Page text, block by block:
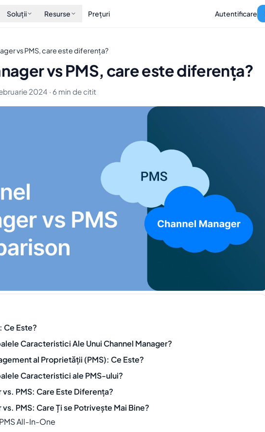
Soluții Resurse Prețuri Autentificare
vs PMS, care este diferența?
vs PMS, care este diferența?
2024 · 6 min de citit
Ce Este?
Caracteristici Ale Unui Channel Manager?
al Proprietății (PMS): Ce Este?
Caracteristici ale PMS-ului?
vs. PMS: Care Este Diferența?
PMS: Care Ți se Potrivește Mai Bine?
All-In-One